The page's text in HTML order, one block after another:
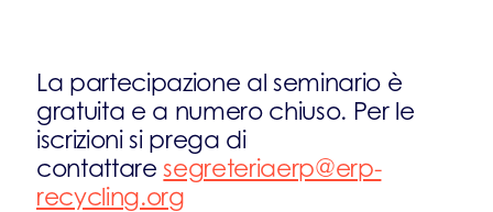
La partecipazione al seminario è
gratuita e a numero chiuso. Per le
iscrizioni si prega di
contattaresegreteriaerp@erp-
recycling.org